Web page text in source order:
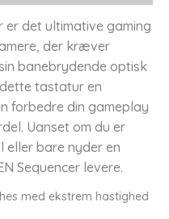
er det ultimative gaming
der kræver
banebrydende optisk
tastatur en
forbedre din gameplay
Uanset om du er
eller bare nyder en
Sequencer levere.
med ekstrem hastighed